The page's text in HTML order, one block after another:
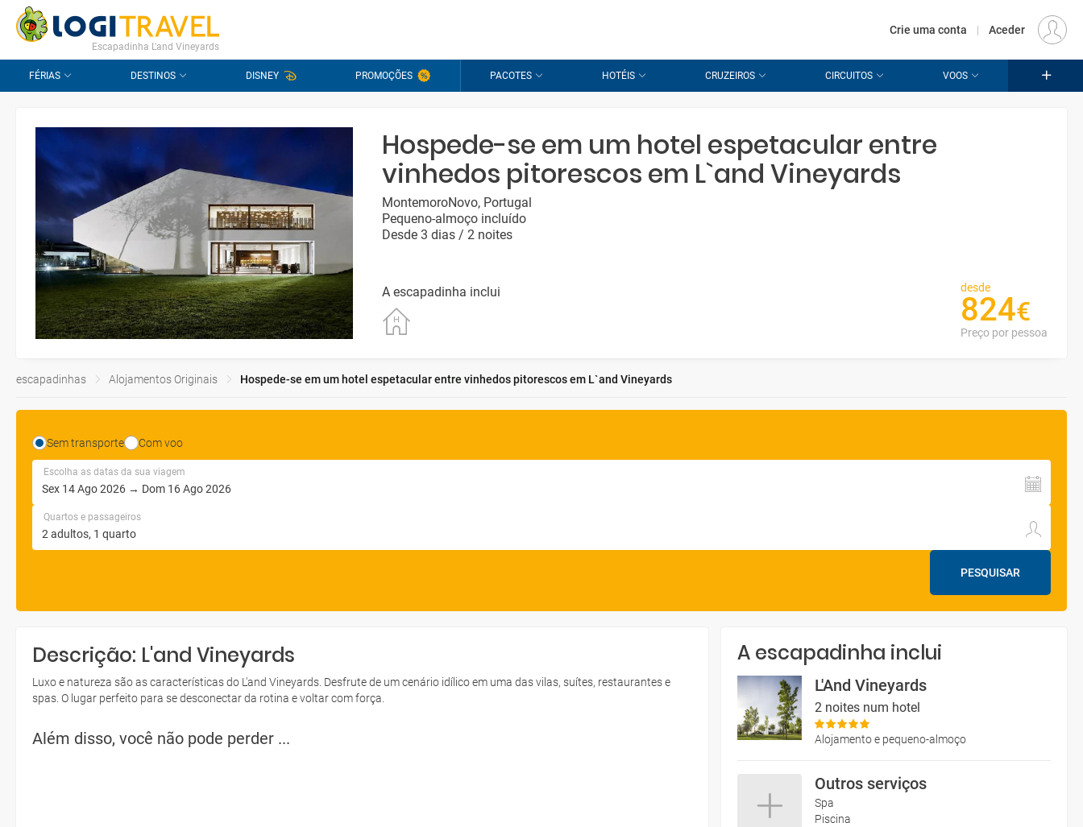
CONTACTO PERGUNTAS FREQUENTES EUR
Escapadinha L'and Vineyards
Crie uma conta | Aceder
FÉRIAS DESTINOS DISNEY PROMOÇÕES PACOTES HOTÉIS CRUZEIROS CIRCUITOS VOOS
Hospede-se em um hotel espetacular entre
vinhedos pitorescos em L`and Vineyards
MontemoroNovo, Portugal
Pequeno-almoço incluído
Desde 3 dias / 2 noites
A escapadinha inclui desde
824€
Preço por pessoa
escapadinhas Alojamentos Originais Hospede-se em um hotel espetacular entre vinhedos pitorescos em L`and Vineyards
Sem transporte Com voo
Escolha as datas da sua viagem
Quartos e passageiros
PESQUISAR
Descrição: L'and Vineyards
Luxo e natureza são as características do L'and Vineyards. Desfrute de um cenário idílico em uma das vilas, suítes, restaurantes e
spas. O lugar perfeito para se desconectar da rotina e voltar com força.
Além disso, você não pode perder ...
A escapadinha inclui
L'And Vineyards
2 noites num hotel
Alojamento e pequeno-almoço
Outros serviços
Spa
Piscina